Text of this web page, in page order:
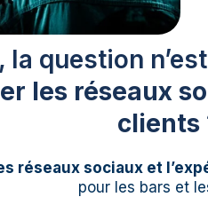
question
les réseaux
clients
réseaux sociaux et
pour les bars et